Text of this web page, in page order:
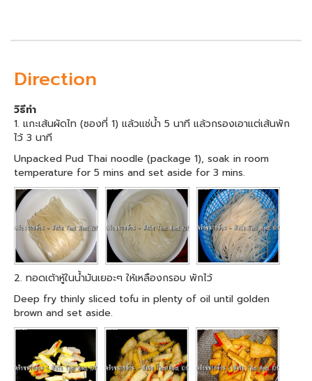
Direction
วิธีทำ
1. แกะเส้นผัดไท (ซองที่ 1) แล้วแช่น้ำ 5 นาที แล้วกรองเอาแต่เส้นพัก
ไว้ 3 นาที
Unpacked Pud Thai noodle (package 1), soak in room
temperature for 5 mins and set aside for 3 mins.
2. ทอดเต้าหู้ในน้ำมันเยอะๆ ให้เหลืองกรอบ พักไว้
Deep fry thinly sliced tofu in plenty of oil until golden
brown and set aside.